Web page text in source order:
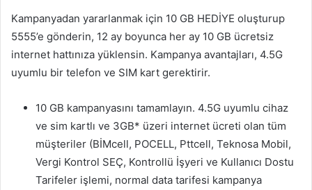
Kampanyadan yararlanmak için 10 GB HEDİYE oluşturup
5555’e gönderin, 12 ay boyunca her ay 10 GB ücretsiz
internet hattınıza yüklensin. Kampanya avantajları, 4.5G
uyumlu bir telefon ve SIM kart gerektirir.
10 GB kampanyasını tamamlayın. 4.5G uyumlu cihaz
ve sim kartlı ve 3GB* üzeri internet ücreti olan tüm
müşteriler (BİMcell, POCELL, Pttcell, Teknosa Mobil,
Vergi Kontrol SEÇ, Kontrollü İşyeri ve Kullanıcı Dostu
Tarifeler işlemi, normal data tarifesi kampanya